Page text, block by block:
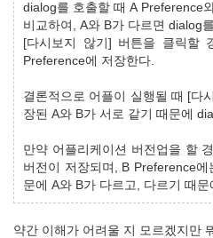
dialog를 호출할 때 A Preference
비교하여, A와 B가 다르면 dialog
[다시보지 않기] 버튼을 클릭할
Preference에 저장한다.
결론적으로 어플이 실행될 때 [다
장된 A와 B가 서로 같기 때문에
만약 어플리케이션 버전업을 할
버전이 저장되며, B Preference
문에 A와 B가 다르고, 다르기 때
약간 이해가 어려울 지 모르겠지만